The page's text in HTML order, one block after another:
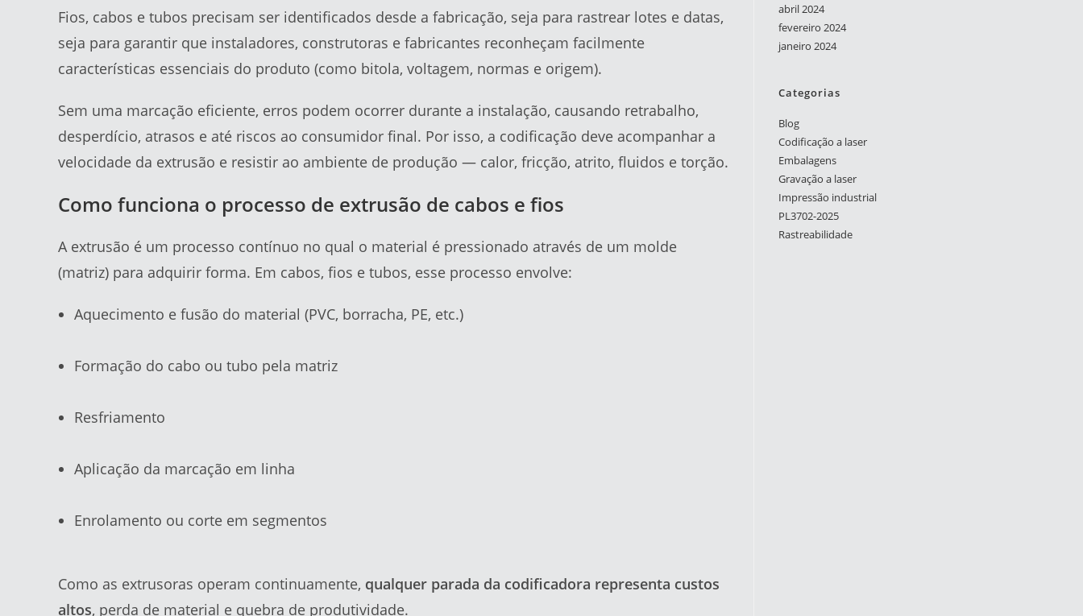
Fios, cabos e tubos precisam ser identificados desde a fabricação, seja para rastrear lotes e datas,
seja para garantir que instaladores, construtoras e fabricantes reconheçam facilmente
características essenciais do produto (como bitola, voltagem, normas e origem).
Sem uma marcação eficiente, erros podem ocorrer durante a instalação, causando retrabalho,
desperdício, atrasos e até riscos ao consumidor final. Por isso, a codificação deve acompanhar a
velocidade da extrusão e resistir ao ambiente de produção — calor, fricção, atrito, fluidos e torção.
Como funciona o processo de extrusão de cabos e fios
A extrusão é um processo contínuo no qual o material é pressionado através de um molde
(matriz) para adquirir forma. Em cabos, fios e tubos, esse processo envolve:
Aquecimento e fusão do material (PVC, borracha, PE, etc.)
Formação do cabo ou tubo pela matriz
Resfriamento
Aplicação da marcação em linha
Enrolamento ou corte em segmentos
Como as extrusoras operam continuamente, qualquer parada da codificadora representa custos
altos, perda de material e quebra de produtividade.
abril 2024
fevereiro 2024
janeiro 2024
Categorias
Blog
Codificação a laser
Embalagens
Gravação a laser
Impressão industrial
PL3702-2025
Rastreabilidade